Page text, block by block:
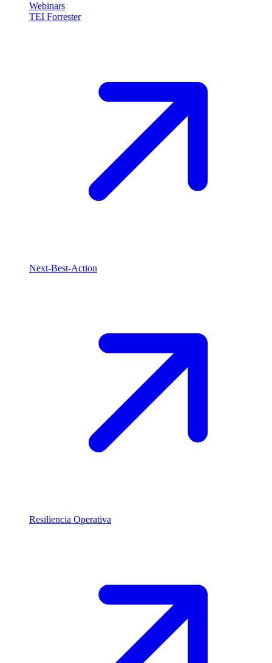
Webinars
TEI Forrester
Next-Best-Action
Resiliencia Operativa